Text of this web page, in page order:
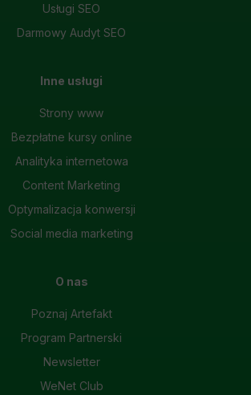
Usługi SEO
Darmowy Audyt SEO
Inne usługi
Strony www
Bezpłatne kursy online
Analityka internetowa
Content Marketing
Optymalizacja konwersji
Social media marketing
O nas
Poznaj Artefakt
Program Partnerski
Newsletter
WeNet Club